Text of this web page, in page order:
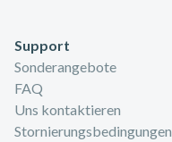
Support
Sonderangebote
FAQ
Uns kontaktieren
Stornierungsbedingungen